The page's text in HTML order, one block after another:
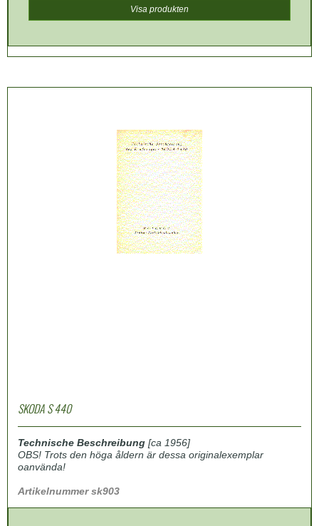
Visa produkten
SKODA S 440
Technische Beschreibung [ca 1956]
OBS! Trots den höga åldern är dessa originalexemplar
oanvända!
Artikelnummer sk903